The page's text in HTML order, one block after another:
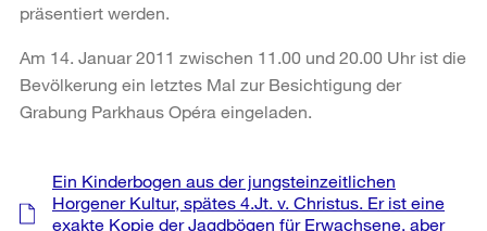
präsentiert werden.
Am 14. Januar 2011 zwischen 11.00 und 20.00 Uhr ist die
Bevölkerung ein letztes Mal zur Besichtigung der
Grabung Parkhaus Opéra eingeladen.
Weitere
Informationen
Ein Kinderbogen aus der jungsteinzeitlichen
Horgener Kultur, spätes 4.Jt. v. Christus. Er ist eine
exakte Kopie der Jagdbögen für Erwachsene, aber